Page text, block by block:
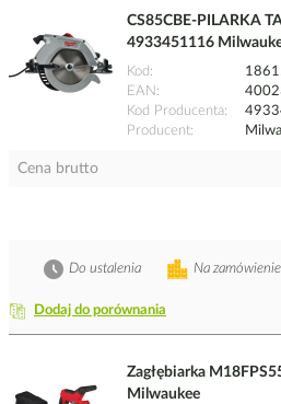
CS85CBE-PILARKA
4933451116
Kod
EAN
Kod Producenta
Producent
Cena brutto
Dodaj do porównania
Na zamówienie
Do ustalenia
Zagłębiarka
Milwaukee